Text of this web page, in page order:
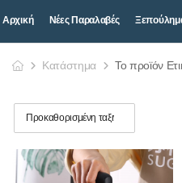
Αρχική Νέες Παραλαβές
Κατάστημα Το προϊόν